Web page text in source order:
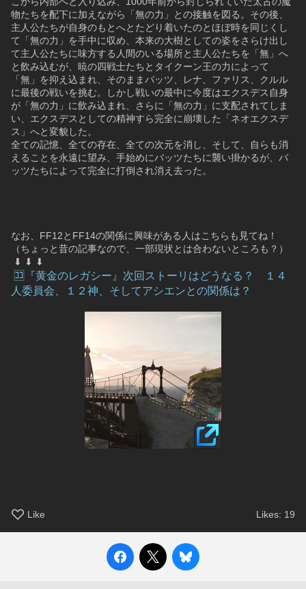
物たちを配下に加えながら「無の力」との接触を図る。その後、
主人公たちが自身のもとへとたどり着いたのとほぼ時を同じくし
て「無の力」を手中に収め、本来の大樹としての姿をさらけ出し
て主人公たちに味方する人間のいる場所と主人公たちを「無」へ
と飲み込むが、暁の四戦士たちとタイクーン王の力によって
「無」を抑え込まれ、そのままバッツ、レナ、ファリス、クルル
に最後の戦いを挑む。しかし戦いの最中に今度はエクスデス自身
が「無の力」に飲み込まれ、さらに「無の力」に支配されてしま
い、エクスデスとしての精神すら完全に崩壊した「ネオエクスデ
ス」へと変貌した。
全ての記憶、全ての存在、全ての次元を消し、そして、自らも消
えることを永遠に望み、手始めにバッツたちに襲い掛かるが、バ
ッツたちによって完全に打倒され消え去った。
なお、FF12とFF14の関係に興味がある人はこちらも見てね！
（ちょっと昔の記事なので、一部現状とは合わないところも？）
⬇︎ ⬇︎ ⬇︎
人委員会、１２神、そしてアシエンとの関係は？
Like Likes: 19